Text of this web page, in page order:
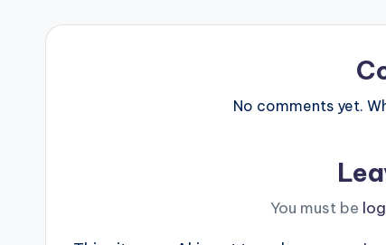
No comments yet.
You must be